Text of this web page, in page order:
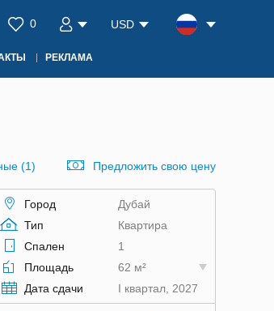
0 USD
РЕКЛАМА
(1) Предложить свою цену
Город
Дубай
Тип
Квартира
Спален
1
Площадь
62 м²
Дата сдачи
I квартал, 2027